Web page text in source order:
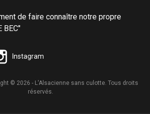
de faire connaître notre propre
BEC"
Instagram
© 2026 - L'Alsacienne sans culotte. Tous droits
réservés.